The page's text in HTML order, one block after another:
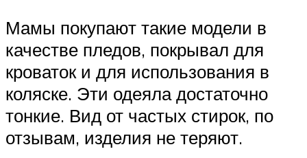
Мамы покупают такие модели в
качестве пледов, покрывал для
кроваток и для использования в
коляске. Эти одеяла достаточно
тонкие. Вид от частых стирок, по
отзывам, изделия не теряют.